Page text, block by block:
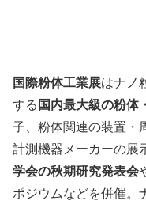
国際粉体工業展はナノ
する 国内最大級の粉体
子、粉体関連の装置・
計測機器メーカーの展
学会の秋期研究発表会
ポジウムなどを併催。